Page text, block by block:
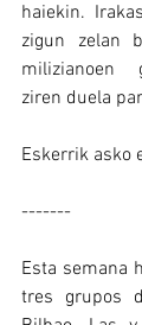
haiekin.
zigun zelan
milizianoen
ziren duela
Eskerrik asko
-------
Esta semana
tres grupos